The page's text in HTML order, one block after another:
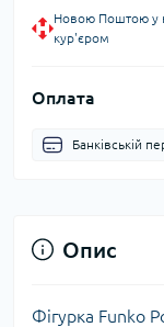
Новою Поштою у
кур'єром
Оплата
Банківській
Опис
Фігурка Funko